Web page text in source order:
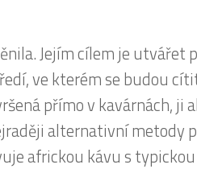
Jejím cílem je utvářet
ve kterém se budou
přímo v kavárnách, ji
alternativní metody
africkou kávu s